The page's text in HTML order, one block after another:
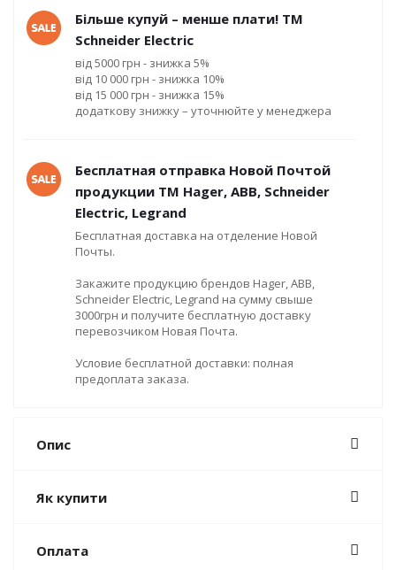
Більше купуй – менше плати! ТМ
Schneider Electric
від 5000 грн - знижка 5%
від 10 000 грн - знижка 10%
від 15 000 грн - знижка 15%
додаткову знижку – уточнюйте у менеджера
Бесплатная отправка Новой Почтой
продукции ТМ Hager, ABB, Schneider
Electric, Legrand
Бесплатная доставка на отделение Новой
Почты.
Закажите продукцию брендов Hager, ABB,
Schneider Electric, Legrand на сумму свыше
3000грн и получите бесплатную доставку
перевозчиком Новая Почта.
Условие бесплатной доставки: полная
предоплата заказа.
Опис
Як купити
Оплата